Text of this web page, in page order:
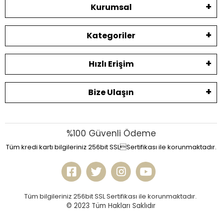
Kurumsal
Kategoriler
Hızlı Erişim
Bize Ulaşın
%100 Güvenli Ödeme
Tüm kredi kartı bilgileriniz 256bit SSLSertifikası ile korunmaktadır.
Tüm bilgileriniz 256bit SSL Sertifikası ile korunmaktadır.
© 2023 Tüm Hakları Saklıdır